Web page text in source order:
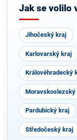
Jak se volilo
Jihočeský kraj
Karlovarský kraj
Královéhradecký
Moravskoslezský
Pardubický kraj
Středočeský kraj